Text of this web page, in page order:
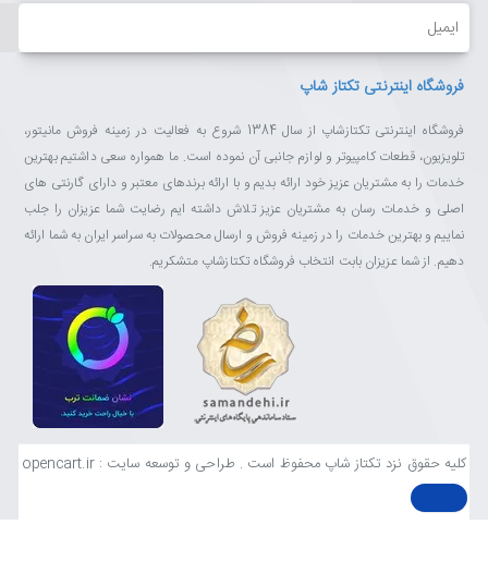
ایمیل
فروشگاه اینترنتی تکتاز شاپ
فروشگاه اینترنتی تکتازشاپ از سال 1384 شروع به فعالیت در زمینه فروش مانیتور،
تلویزیون، قطعات کامپیوتر و لوازم جانبی آن نموده است. ما همواره سعی داشتیم بهترین
خدمات را به مشتریان عزیز خود ارائه بدیم و با ارائه برندهای معتبر و دارای گارنتی های
اصلی و خدمات رسان به مشتریان عزیز تلاش داشته ایم رضایت شما عزیزان را جلب
نماییم و بهترین خدمات را در زمینه فروش و ارسال محصولات به سراسر ایران به شما ارائه
دهیم. از شما عزیزان بابت انتخاب فروشگاه تکتازشاپ متشکریم.
کلیه حقوق نزد تکتاز شاپ محفوظ است . طراحی و توسعه سایت : opencart.ir